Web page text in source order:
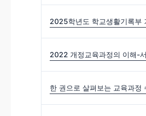
2025학년도 학교생활기록부
2022 개정교육과정의 이해-
한 권으로 살펴보는 교육과정